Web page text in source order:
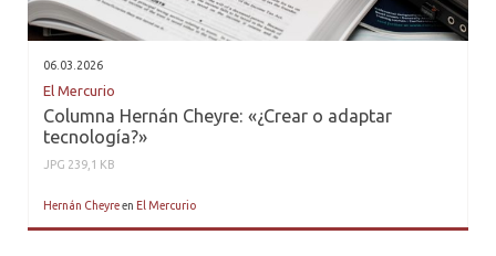
06.03.2026
El Mercurio
Columna Hernán Cheyre: «¿Crear o adaptar
tecnología?»
JPG 239,1 KB
Hernán Cheyreen El Mercurio